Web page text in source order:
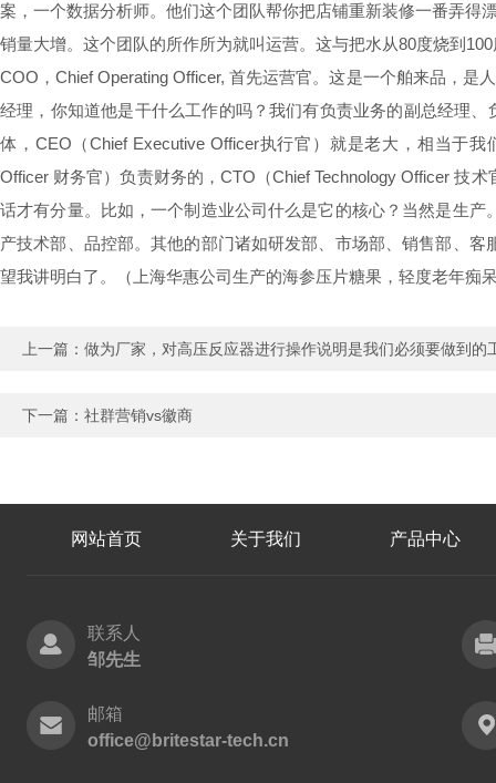
案，一个数据分析师。他们这个团队帮你把店铺重新装修一番弄
销量大增。这个团队的所作所为就叫运营。这与把水从80度烧到
COO，Chief Operating Officer, 首先运营官。这是一个舶来品，
经理，你知道他是干什么工作的吗？我们有负责业务的副总经理
体，CEO（Chief Executive Officer执行官）就是老大，相当于
Officer 财务官）负责财务的，CTO（Chief Technology Officer 技
话才有分量。比如，一个制造业公司什么是它的核心？当然是生
产技术部、品控部。其他的部门诸如研发部、市场部、销售部、
望我讲明白了。（上海华惠公司生产的海参压片糖果，轻度老年痴
上一篇： 做为厂家，对高压反应器进行操作说明是我们必须要做到的
下一篇： 社群营销vs徽商
网站首页 关于我们 产品中心
联系人
邹先生
邮箱
office@britestar-tech.cn